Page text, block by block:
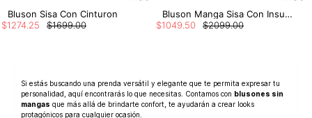
Bluson Sisa Con Cinturon
$1699.00
$1274.25
Bluson Manga Sisa Con Insumos
$2099.00
$1049.50
Si estás buscando una prenda versátil y elegante que te permita expresar tu
personalidad, aquí encontrarás lo que necesitas. Contamos con blusones sin
mangas que más allá de brindarte confort, te ayudarán a crear looks
protagónicos para cualquier ocasión.